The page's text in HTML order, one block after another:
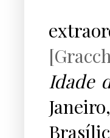
Idade